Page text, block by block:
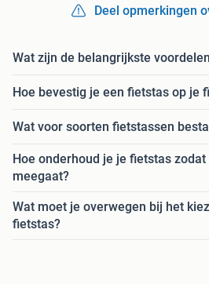
Deel opmerkingen
Wat zijn de belangrijkste
Hoe bevestig je een fietstas op je
Wat voor soorten fietstassen
Hoe onderhoud je je fietstas
meegaat?
Wat moet je overwegen bij het
fietstas?